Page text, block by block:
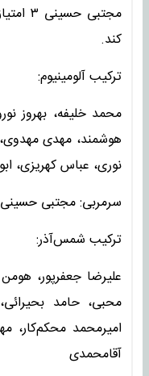
کند.
ترکیب آلومینیوم:
محمد خلیفه، بهروز
هوشمند، مهدی مهدوی،
نوری، عباس کهریزی،
سرمربی: مجتبی حسینی
ترکیب شمس‌آذر:
علیرضا جعفرپور،
محبی، حامد
امیرمحمد محکم‌کار،
آقامحمدی